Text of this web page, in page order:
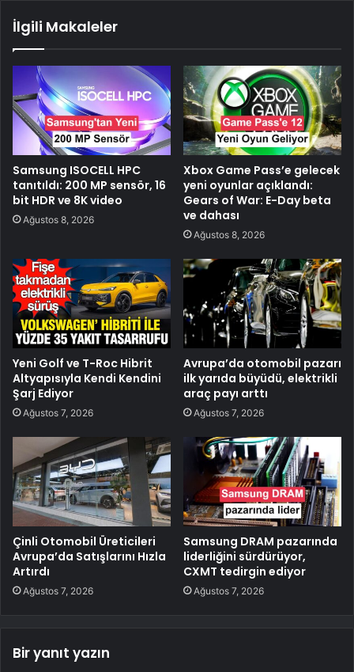
İlgili Makaleler
Samsung ISOCELL HPC
tanıtıldı: 200 MP sensör, 16
bit HDR ve 8K video
Ağustos 8, 2026
Xbox Game Pass’e gelecek
yeni oyunlar açıklandı:
Gears of War: E-Day beta
ve dahası
Ağustos 8, 2026
Yeni Golf ve T-Roc Hibrit
Altyapısıyla Kendi Kendini
Şarj Ediyor
Ağustos 7, 2026
Avrupa’da otomobil pazarı
ilk yarıda büyüdü, elektrikli
araç payı arttı
Ağustos 7, 2026
Çinli Otomobil Üreticileri
Avrupa’da Satışlarını Hızla
Artırdı
Ağustos 7, 2026
Samsung DRAM pazarında
liderliğini sürdürüyor,
CXMT tedirgin ediyor
Ağustos 7, 2026
Bir yanıt yazın